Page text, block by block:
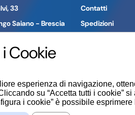
Cookie
esperienza di navigazione,
su “Accetta tutti i cookie”
i cookie” è possibile
33
Saiano - Brescia
030 610774
Contatti
Spedizioni